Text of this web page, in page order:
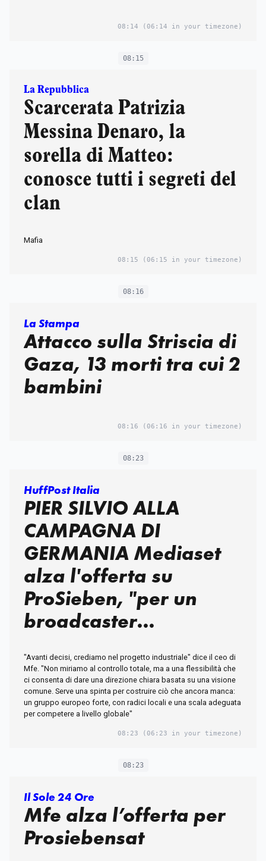
08:14 (06:14 in your timezone)
08:15
La Repubblica
Scarcerata Patrizia
Messina Denaro, la
sorella di Matteo:
conosce tutti i segreti del
clan
Mafia
08:15 (06:15 in your timezone)
08:16
La Stampa
Attacco sulla Striscia di
Gaza, 13 morti tra cui 2
bambini
08:16 (06:16 in your timezone)
08:23
HuffPost Italia
PIER SILVIO ALLA
CAMPAGNA DI
GERMANIA Mediaset
alza l'offerta su
ProSieben, "per un
broadcaster
"Avanti decisi, crediamo nel progetto industriale" dice il ceo di
Mfe. "Non miriamo al controllo totale, ma a una flessibilità che
ci consenta di dare una direzione chiara basata su una visione
comune. Serve una spinta per costruire ciò che ancora manca:
un gruppo europeo forte, con radici locali e una scala adeguata
per competere a livello globale"
08:23 (06:23 in your timezone)
08:23
Il Sole 24 Ore
Mfe alza l’offerta per
Prosiebensat